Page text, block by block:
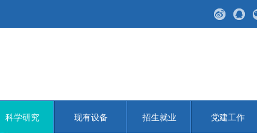
科学研究 现有设备 招生就业 党建工作